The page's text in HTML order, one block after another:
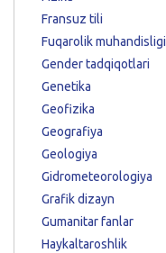
Fransuz tili
Fuqarolik muhandisligi
Gender tadqiqotlari
Genetika
Geofizika
Geografiya
Geologiya
Gidrometeorologiya
Grafik dizayn
Gumanitar fanlar
Haykaltaroshlik